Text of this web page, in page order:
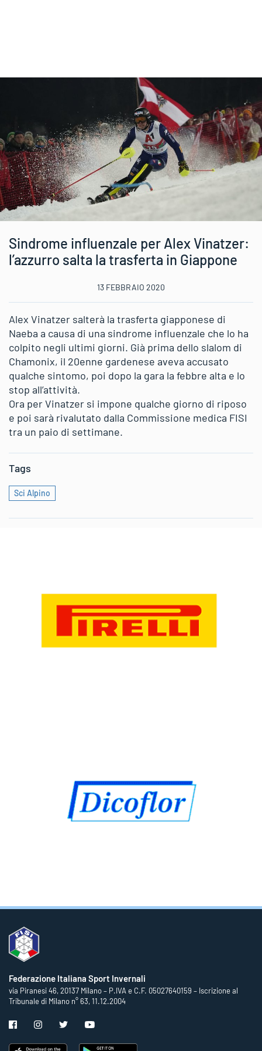
Sindrome influenzale per Alex Vinatzer:
l’azzurro salta la trasferta in Giappone
13 FEBBRAIO 2020
Alex Vinatzer salterà la trasferta giapponese di
Naeba a causa di una sindrome influenzale che lo ha
colpito negli ultimi giorni. Già prima dello slalom di
Chamonix, il 20enne gardenese aveva accusato
qualche sintomo, poi dopo la gara la febbre alta e lo
stop all’attività.
Ora per Vinatzer si impone qualche giorno di riposo
e poi sarà rivalutato dalla Commissione medica FISI
tra un paio di settimane.
Tags
Sci Alpino
Federazione Italiana Sport Invernali
via Piranesi 46, 20137 Milano – P.IVA e C.F. 05027640159 – Iscrizione al
Tribunale di Milano n° 63, 11.12.2004